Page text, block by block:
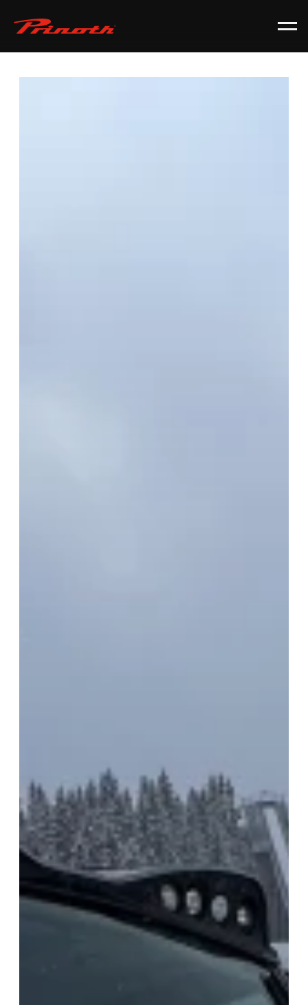
Prinoth - Corporate Website